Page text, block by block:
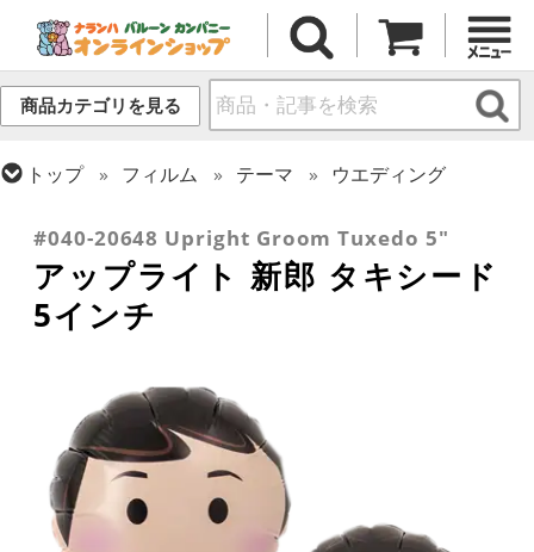
商品カテゴリを見る
トップ フィルム テーマ
ウエディング
#040-20648 Upright Groom Tuxedo 5"
アップライト 新郎 タキシード
5インチ